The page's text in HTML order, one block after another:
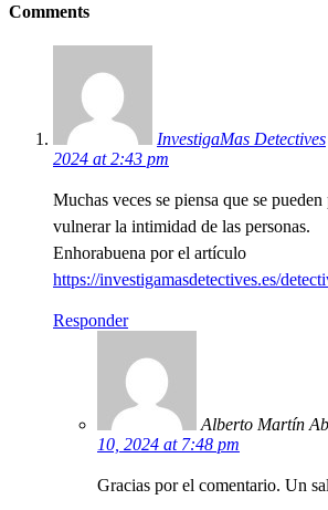
Comments
InvestigaMas Detectives
2024 at 2:43 pm
Muchas veces se piensa que se
vulnerar la intimidad de las personas.
Enhorabuena por el artículo
https://investigamasdetectives.es/
Responder
Alberto Martín
10, 2024 at 7:48 pm
Gracias por el comentario. Un